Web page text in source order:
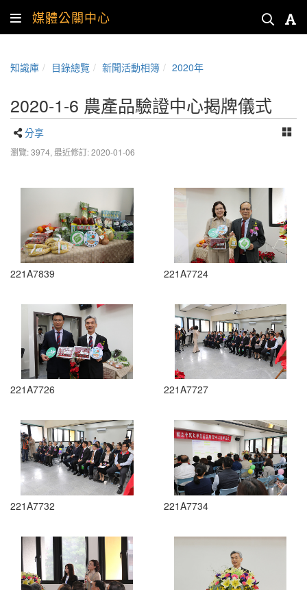
媒體公關中心
知識庫 目錄總覽 新聞活動相簿 2020年
2020-1-6 農產品驗證中心揭牌儀式
分享
瀏覽: 3974, 最近修訂: 2020-01-06
221A7839 221A7724
221A7726 221A7727
221A7732 221A7734